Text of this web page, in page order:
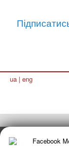
ua | eng
Facebook